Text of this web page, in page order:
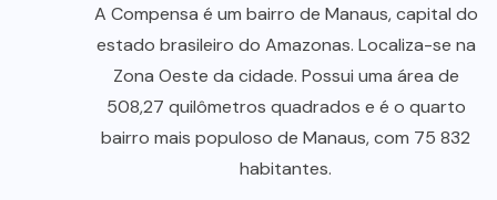
A Compensa é um bairro de Manaus, capital do
estado brasileiro do Amazonas. Localiza-se na
Zona Oeste da cidade. Possui uma área de
508,27 quilômetros quadrados e é o quarto
bairro mais populoso de Manaus, com 75 832
habitantes.